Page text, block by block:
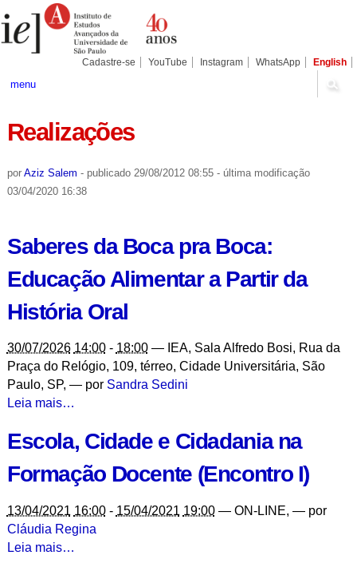
para
conteúdo.
Pessoais
Cadastre-se YouTube Instagram WhatsApp English
menu
Realizações
por Aziz Salem - publicado29/08/2012 08:55 - última modificação
03/04/2020 16:38
Saberes da Boca pra Boca:
Educação Alimentar a Partir da
História Oral
30/07/2026 14:00- 18:00 — IEA, Sala Alfredo Bosi, Rua da
Praça do Relógio, 109, térreo, Cidade Universitária, São
Paulo, SP, — por Sandra Sedini
Saberes
Boca
Boca:
Alimentar
a
Partir
Leia mais…
Escola, Cidade e Cidadania na
Formação Docente (Encontro I)
13/04/2021 16:00- 15/04/2021 19:00 — ON-LINE, — por
Cláudia Regina
Escola,
Leia mais…